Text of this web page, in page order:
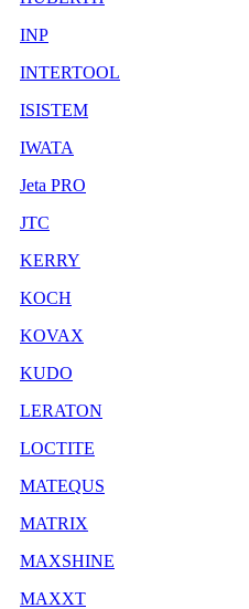
INP
INTERTOOL
ISISTEM
IWATA
Jeta PRO
JTC
KERRY
KOCH
KOVAX
KUDO
LERATON
LOCTITE
MATEQUS
MATRIX
MAXSHINE
MAXXT